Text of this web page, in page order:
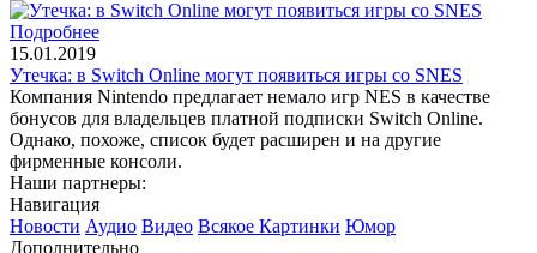
Подробнее
15.01.2019
Утечка: в Switch Online могут появиться игры со SNES
Компания Nintendo предлагает немало игр NES в качестве
бонусов для владельцев платной подписки Switch Online.
Однако, похоже, список будет расширен и на другие
фирменные консоли.
Наши партнеры:
Навигация
Новости Аудио Видео Всякое Картинки Юмор
Дополнительно